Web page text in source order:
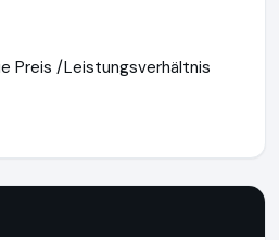
Preis /Leistungsverhältnis